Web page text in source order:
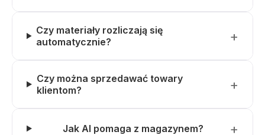
Czy materiały rozliczają się
automatycznie?
Czy można sprzedawać towary
klientom?
Jak AI pomaga z magazynem?